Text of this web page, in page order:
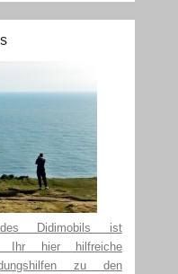
Didimobils ist
Ihr hier hilfreiche
zu den